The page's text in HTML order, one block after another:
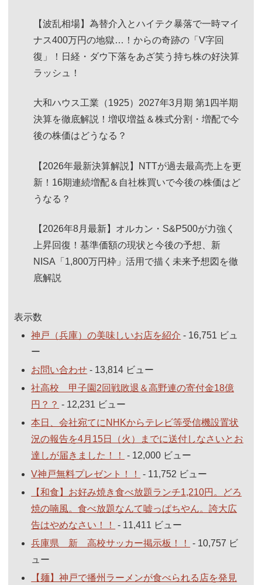
【波乱相場】為替介入とハイテク暴落で一時マイ
ナス400万円の地獄…！からの奇跡の「V字回
復」！日経・ダウ下落をあざ笑う持ち株の好決算
ラッシュ！
大和ハウス工業（1925）2027年3月期 第1四半期
決算を徹底解説！増収増益＆株式分割・増配で今
後の株価はどうなる？
【2026年最新決算解説】NTTが過去最高売上を更
新！16期連続増配＆自社株買いで今後の株価はど
うなる？
【2026年8月最新】オルカン・S&P500が力強く
上昇回復！基準価額の現状と今後の予想、新
NISA「1,800万円枠」活用で描く未来予想図を徹
底解説
表示数
神戸（兵庫）の美味しいお店を紹介 - 16,751 ビュ
ー
お問い合わせ - 13,814 ビュー
社高校 甲子園2回戦敗退＆高野連の寄付金18億
円？？ - 12,231 ビュー
本日、会社宛てにNHKからテレビ等受信機設置状
況の報告を4月15日（火）までに送付しなさいとお
達しが届きました！！
- 12,000 ビュー
V神戸無料プレゼント！！
- 11,752 ビュー
【和食】お好み焼き食べ放題ランチ1,210円。どろ
焼の喃風。食べ放題なんて嘘っぱちやん。誇大広
告はやめなさい！！
- 11,411 ビュー
兵庫県 新 高校サッカー掲示板！！
- 10,757 ビ
ュー
【麺】神戸で播州ラーメンが食べられる店を発見